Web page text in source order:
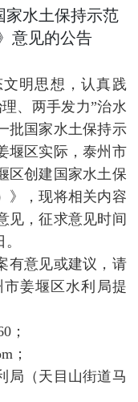
家水土保持示范
意见的公告
明思想，认真践
、两手发力”治水
批国家水土保持示
堰区实际，泰州市
区创建国家水土保
》，现将相关内容
见，征求意见时间
有意见或建议，请
姜堰区水利局提
；
；
局（天目山街道马